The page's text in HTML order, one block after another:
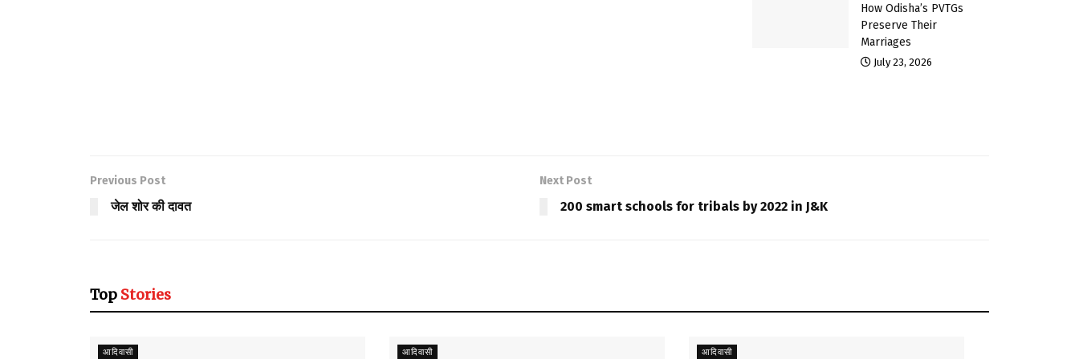
How Odisha’s PVTGs
Preserve Their
Marriages
July 23, 2026
Previous Post
जेल शोर की दावत
Next Post
200 smart schools for tribals by 2022 in J&K
Top Stories
आदिवासी आदिवासी आदिवासी